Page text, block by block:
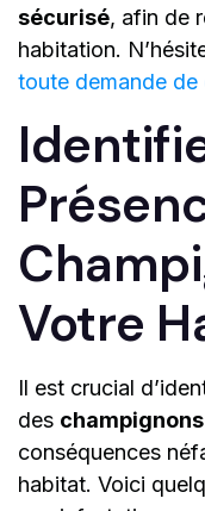
sécurisé, afin de
habitation.
toute demande
Votre
Il est crucial
des
conséquences
habitat. Voici